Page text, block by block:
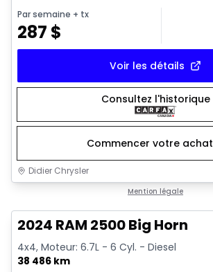
Par semaine + tx
287 $
Voir les détails
Consultez l'historique
Commencer votre achat
Didier Chrysler
Mention légale
2024 RAM 2500 Big Horn
4x4, Moteur: 6.7L - 6 Cyl. - Diesel
38 486 km